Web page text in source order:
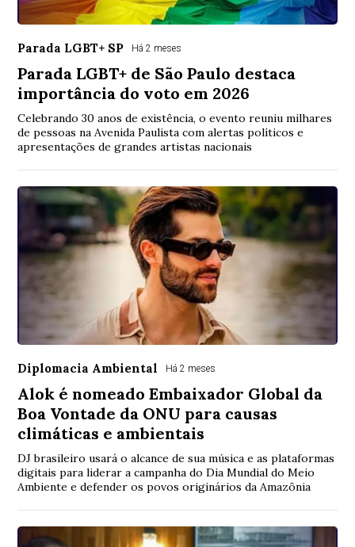
Parada LGBT+ SP Há 2 meses
Parada LGBT+ de São Paulo destaca
importância do voto em 2026
Celebrando 30 anos de existência, o evento reuniu milhares
de pessoas na Avenida Paulista com alertas políticos e
apresentações de grandes artistas nacionais
Diplomacia Ambiental Há 2 meses
Alok é nomeado Embaixador Global da
Boa Vontade da ONU para causas
climáticas e ambientais
DJ brasileiro usará o alcance de sua música e as plataformas
digitais para liderar a campanha do Dia Mundial do Meio
Ambiente e defender os povos originários da Amazônia